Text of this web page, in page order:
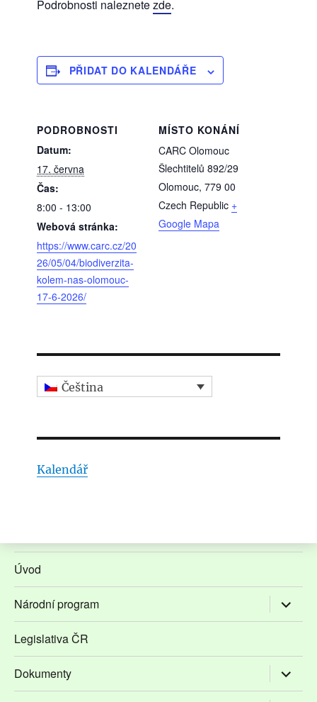
Podrobnosti naleznetezde.
PŘIDAT DO KALENDÁŘE
PODROBNOSTI
Datum:
17. června
Čas:
8:00 - 13:00
Webová stránka:
https://www.carc.cz/20
26/05/04/biodiverzita-
kolem-nas-olomouc-
17-6-2026/
MÍSTO KONÁNÍ
CARC Olomouc
Šlechtitelů 892/29
Olomouc, 779 00
Czech Republic +
Google Mapa
Čeština
Kalendář
Úvod
Národní program Zobrazit
položky
Legislativa ČR
Dokumenty Zobrazit
položky